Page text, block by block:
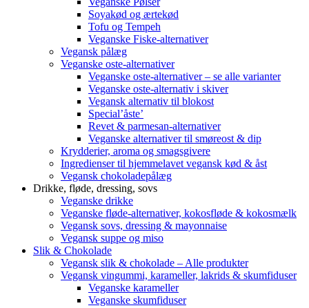
Soyakød og ærtekød
Tofu og Tempeh
Veganske Fiske-alternativer
Vegansk pålæg
Veganske oste-alternativer
Veganske oste-alternativer – se alle varianter
Veganske oste-alternativ i skiver
Vegansk alternativ til blokost
Special’åste’
Revet & parmesan-alternativer
Veganske alternativer til smøreost & dip
Krydderier, aroma og smagsgivere
Ingredienser til hjemmelavet vegansk kød & åst
Vegansk chokoladepålæg
Drikke, fløde, dressing, sovs
Veganske drikke
Veganske fløde-alternativer, kokosfløde & kokosmælk
Vegansk sovs, dressing & mayonnaise
Vegansk suppe og miso
Slik & Chokolade
Vegansk slik & chokolade – Alle produkter
Vegansk vingummi, karameller, lakrids & skumfiduser
Veganske karameller
Veganske skumfiduser